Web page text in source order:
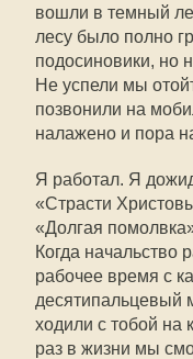
вошли в темный
лесу было полно
подосиновики, но
Не успели мы
позвонили на
налажено и пора
Я работал. Я
«Страсти
«Долгая
Когда начальство
рабочее время с
десятипальцевый
ходили с тобой на
раз в жизни мы